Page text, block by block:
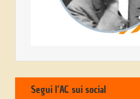
Segui l’AC sui social